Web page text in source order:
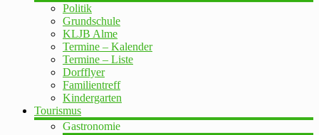
Politik
Grundschule
KLJB Alme
Termine – Kalender
Termine – Liste
Dorfflyer
Familientreff
Kindergarten
Tourismus
Gastronomie